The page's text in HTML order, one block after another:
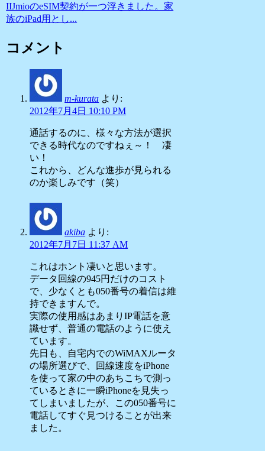
IIJmioのeSIM契約が一つ浮きました。家
族のiPad用とし...
コメント
m-kurata より:
2012年7月4日 10:10 PM
通話するのに、様々な方法が選択
できる時代なのですねぇ～！ 凄
い！
これから、どんな進歩が見られる
のか楽しみです（笑）
akiba より:
2012年7月7日 11:37 AM
これはホント凄いと思います。
データ回線の945円だけのコスト
で、少なくとも050番号の着信は維
持できますんで。
実際の使用感はあまりIP電話を意
識せず、普通の電話のように使え
ています。
先日も、自宅内でのWiMAXルータ
の場所選びで、回線速度をiPhone
を使って家の中のあちこちで測っ
ているときに一瞬iPhoneを見失っ
てしまいましたが、この050番号に
電話してすぐ見つけることが出来
ました。